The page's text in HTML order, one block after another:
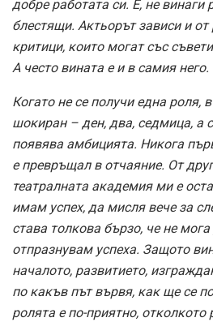
добре работата си. Е, не винаги
блестящи. Актьорът зависи и от
критици, които могат със
А често вината е и в самия него.
Когато не се получи една роля,
шокиран – ден, два, седмица, а
появява амбицията. Никога
е превръщал в отчаяние. От
театралната академия ми е
имам успех, да мисля вече за
става толкова бързо, че не
отпразнувам успеха. Защото
началото, развитието,
по какъв път вървя, как ще се
ролята е по-приятно, отколкото